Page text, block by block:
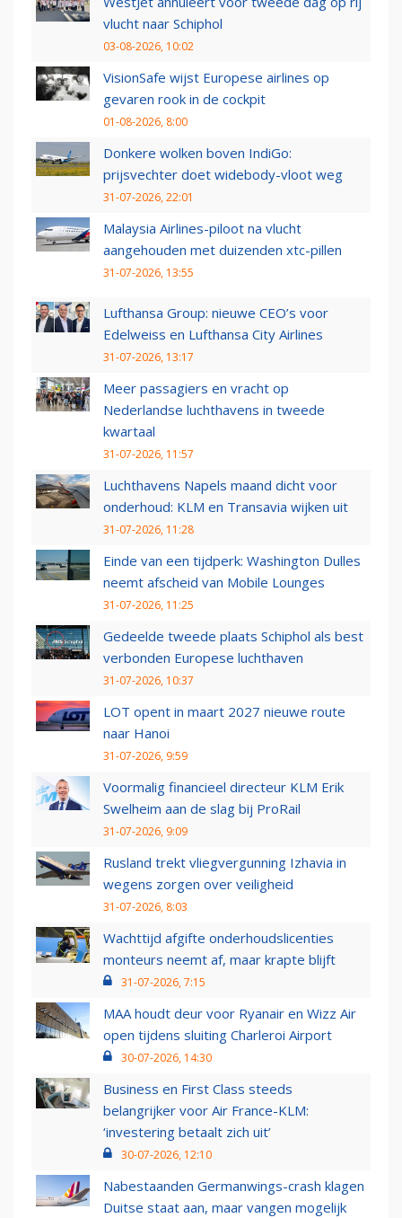
vlucht naar Schiphol
03-08-2026, 10:02
VisionSafe wijst Europese airlines op
gevaren rook in de cockpit
01-08-2026, 8:00
Donkere wolken boven IndiGo:
prijsvechter doet widebody-vloot weg
31-07-2026, 22:01
Malaysia Airlines-piloot na vlucht
aangehouden met duizenden xtc-pillen
31-07-2026, 13:55
Lufthansa Group: nieuwe CEO’s voor
Edelweiss en Lufthansa City Airlines
31-07-2026, 13:17
Meer passagiers en vracht op
Nederlandse luchthavens in tweede
kwartaal
31-07-2026, 11:57
Luchthavens Napels maand dicht voor
onderhoud: KLM en Transavia wijken uit
31-07-2026, 11:28
Einde van een tijdperk: Washington Dulles
neemt afscheid van Mobile Lounges
31-07-2026, 11:25
Gedeelde tweede plaats Schiphol als best
verbonden Europese luchthaven
31-07-2026, 10:37
LOT opent in maart 2027 nieuwe route
naar Hanoi
31-07-2026, 9:59
Voormalig financieel directeur KLM Erik
Swelheim aan de slag bij ProRail
31-07-2026, 9:09
Rusland trekt vliegvergunning Izhavia in
wegens zorgen over veiligheid
31-07-2026, 8:03
Wachttijd afgifte onderhoudslicenties
monteurs neemt af, maar krapte blijft
31-07-2026, 7:15
MAA houdt deur voor Ryanair en Wizz Air
open tijdens sluiting Charleroi Airport
30-07-2026, 14:30
Business en First Class steeds
belangrijker voor Air France-KLM:
‘investering betaalt zich uit’
30-07-2026, 12:10
Nabestaanden Germanwings-crash klagen
Duitse staat aan, maar vangen mogelijk